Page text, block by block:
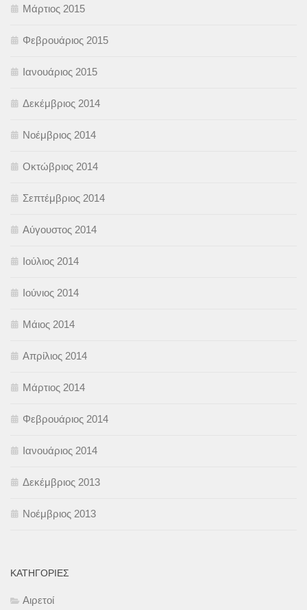
Μάρτιος 2015
Φεβρουάριος 2015
Ιανουάριος 2015
Δεκέμβριος 2014
Νοέμβριος 2014
Οκτώβριος 2014
Σεπτέμβριος 2014
Αύγουστος 2014
Ιούλιος 2014
Ιούνιος 2014
Μάιος 2014
Απρίλιος 2014
Μάρτιος 2014
Φεβρουάριος 2014
Ιανουάριος 2014
Δεκέμβριος 2013
Νοέμβριος 2013
KΑΤΗΓΟΡΊΕΣ
Αιρετοί